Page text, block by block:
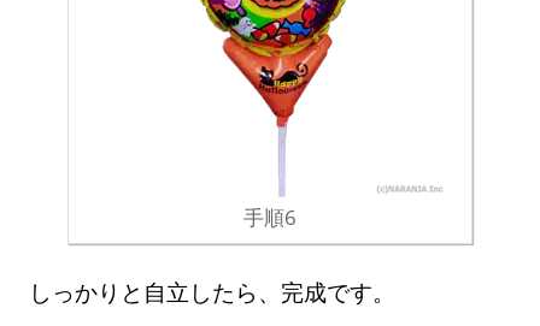
手順6
しっかりと自立したら、完成です。